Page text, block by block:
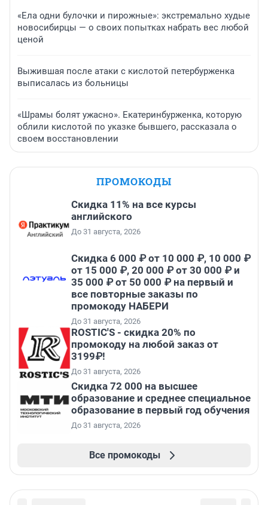
«Ела одни булочки и пирожные»: экстремально худые
новосибирцы — о своих попытках набрать вес любой
ценой
Выжившая после атаки с кислотой петербурженка
выписалась из больницы
«Шрамы болят ужасно». Екатеринбурженка, которую
облили кислотой по указке бывшего, рассказала о
своем восстановлении
ПРОМОКОДЫ
Скидка 11% на все курсы
английского
До 31 августа, 2026
Скидка 6 000 ₽ от 10 000 ₽, 10 000 ₽
от 15 000 ₽, 20 000 ₽ от 30 000 ₽ и
35 000 ₽ от 50 000 ₽ на первый и
все повторные заказы по
промокоду НАБЕРИ
До 31 августа, 2026
ROSTIC'S - скидка 20% по
промокоду на любой заказ от
3199₽!
До 31 августа, 2026
Скидка 72 000 на высшее
образование и среднее специальное
образование в первый год обучения
До 31 августа, 2026
Все промокоды